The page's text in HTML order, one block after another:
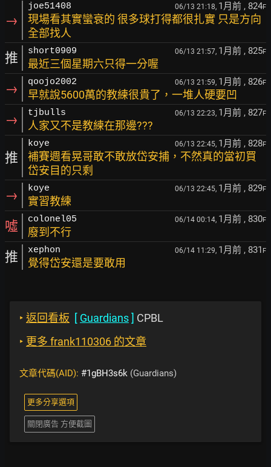
→
joe51408 06/13 21:18, 1月前 , 824F
現場看其實蠻衰的 很多球打得都很扎實 只是方向
全部找人
推 short0909 06/13 21:57, 1月前 , 825F
最近三個星期六只得一分喔
→ qoojo2002 06/13 21:59, 1月前 , 826F
早就說5600萬的教練很貴了，一堆人硬要凹
→ tjbulls 06/13 22:23, 1月前 , 827F
人家又不是教練在那邊???
推
koye 06/13 22:45, 1月前 , 828F
補賽週看晃哥敢不敢放岱安捕，不然真的當初買
岱安目的只剩
→ koye 06/13 22:45, 1月前 , 829F
實習教練
噓 colonel05 06/14 00:14, 1月前 , 830F
廢到不行
推 xephon 06/14 11:29, 1月前 , 831 F
覺得岱安還是要敢用
‣ 返回看板 [ Guardians] CPBL
‣ 更多 frank110306 的文章
文章代碼(AID): #1gBH3s6k (Guardians)
更多分享選項
關閉廣告 方便截圖